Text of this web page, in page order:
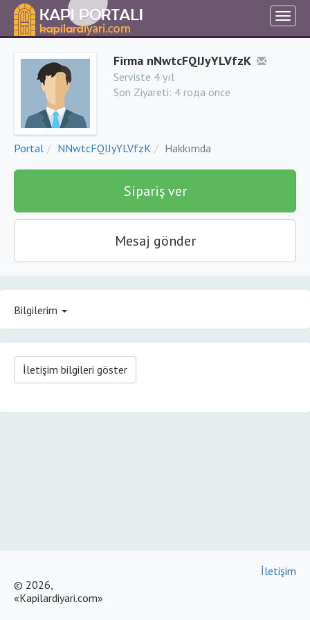
Firma nNwtcFQIJyYLVfzK
Serviste 4 yıl
Son Ziyareti: 4 года önce
Portal NNwtcFQIJyYLVfzK Hakkımda
Sipariş ver
Mesaj gönder
Bilgilerim
İletişim bilgileri göster
© 2026,
«Kapilardiyari.com»
İletişim